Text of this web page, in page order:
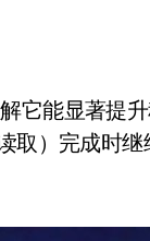
取）完成时